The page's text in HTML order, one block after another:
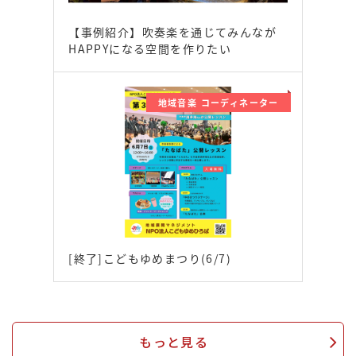
【事例紹介】吹奏楽を通じてみんなが
HAPPYになる空間を作りたい
地域音楽 コーディネーター
[終了]こどもゆめまつり(6/7)
もっと見る